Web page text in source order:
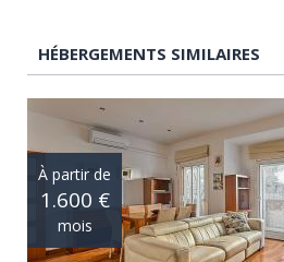
HÉBERGEMENTS SIMILAIRES
À partir de
1.600 €
mois